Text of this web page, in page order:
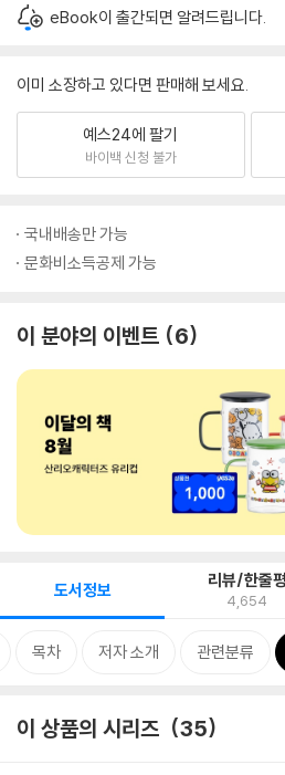
eBook이 출간되면 알려드립니다.
이미 소장하고 있다면 판매해 보세요.
예스24에 팔기
바이백 신청 불가
국내배송만 가능
문화비소득공제 가능
이 분야의 이벤트 6
도서정보 리뷰/한줄평
4,654
목차 저자 소개 관련분류
이 상품의 시리즈 35